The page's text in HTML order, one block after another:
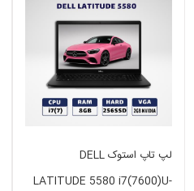
لپ تاپ استوک DELL
LATITUDE 5580 i7(7600)U-